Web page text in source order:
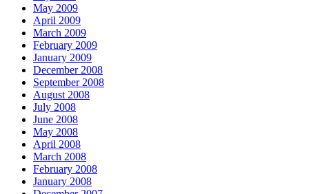
May 2009
April 2009
March 2009
February 2009
January 2009
December 2008
September 2008
August 2008
July 2008
June 2008
May 2008
April 2008
March 2008
February 2008
January 2008